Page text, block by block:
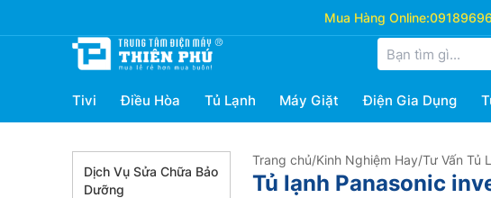
Mua Hàng Online:
Tivi Điều Hòa Tủ Lạnh Máy Giặt Điện Gia Dụng
Dịch Vụ Sửa Chữa Bảo
Dưỡng
Trang chủ/Kinh Nghiệm Hay/Tư Vấn Tủ
Tủ lạnh Panasonic